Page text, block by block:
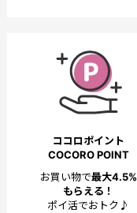
ココロポイント
COCORO POINT
お買い物で最大4.5%
もらえる！
ポイ活でおトク♪